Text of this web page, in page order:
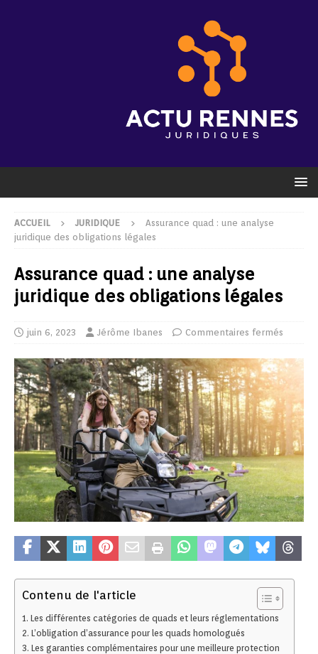
ACCUEIL JURIDIQUE
Assurance quad : une analyse
juridique des obligations légales
Assurance quad : une analyse
juridique des obligations légales
juin 6, 2023 Jérôme Ibanes Commentaires fermés
Contenu de l'article
Les différentes catégories de quads et leurs réglementations
L’obligation d’assurance pour les quads homologués
Les garanties complémentaires pour une meilleure protection